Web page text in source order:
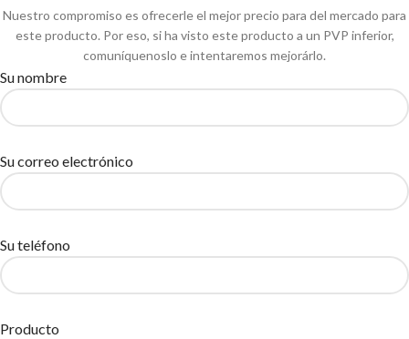
Nuestro compromiso es ofrecerle el mejor precio para del mercado para
este producto. Por eso, si ha visto este producto a un PVP inferior,
comuníquenoslo e intentaremos mejorárlo.
Su nombre
Su correo electrónico
Su teléfono
Producto